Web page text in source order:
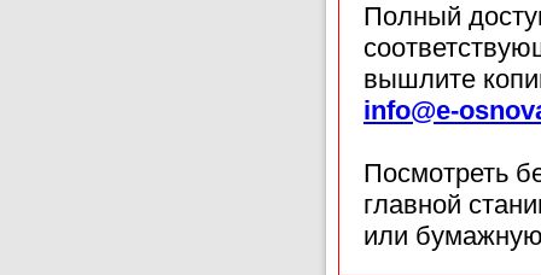
Полный
вышлите
info@e-
Посмотреть
главной
или